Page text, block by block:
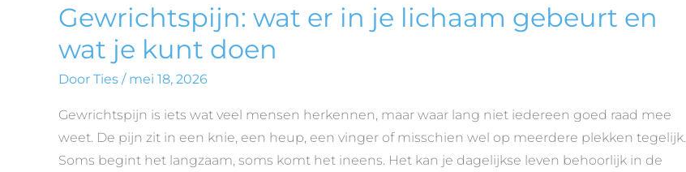
Gewrichtspijn: wat er in je lichaam gebeurt en
wat je kunt doen
Door Ties / mei 18, 2026
Gewrichtspijn is iets wat veel mensen herkennen, maar waar lang niet iedereen goed raad mee
weet. De pijn zit in een knie, een heup, een vinger of misschien wel op meerdere plekken tegelijk.
Soms begint het langzaam, soms komt het ineens. Het kan je dagelijkse leven behoorlijk in de